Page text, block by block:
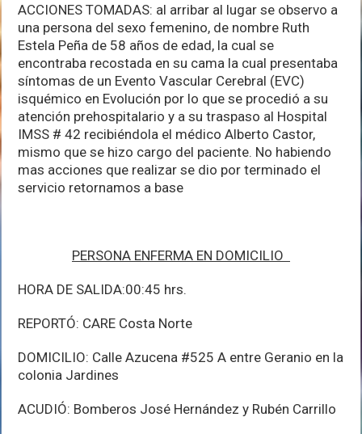
ACCIONES TOMADAS: al arribar al lugar se observo a
una persona del sexo femenino, de nombre Ruth
Estela Peña de 58 años de edad, la cual se
encontraba recostada en su cama la cual presentaba
síntomas de un Evento Vascular Cerebral (EVC)
isquémico en Evolución por lo que se procedió a su
atención prehospitalario y a su traspaso al Hospital
IMSS # 42 recibiéndola el médico Alberto Castor,
mismo que se hizo cargo del paciente. No habiendo
mas acciones que realizar se dio por terminado el
servicio retornamos a base
PERSONA ENFERMA EN DOMICILIO
HORA DE SALIDA:00:45 hrs.
REPORTÓ: CARE Costa Norte
DOMICILIO: Calle Azucena #525 A entre Geranio en la
colonia Jardines
ACUDIÓ: Bomberos José Hernández y Rubén Carrillo